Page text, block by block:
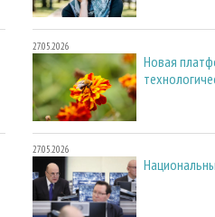
27.05.2026
Новая
27.05.2026